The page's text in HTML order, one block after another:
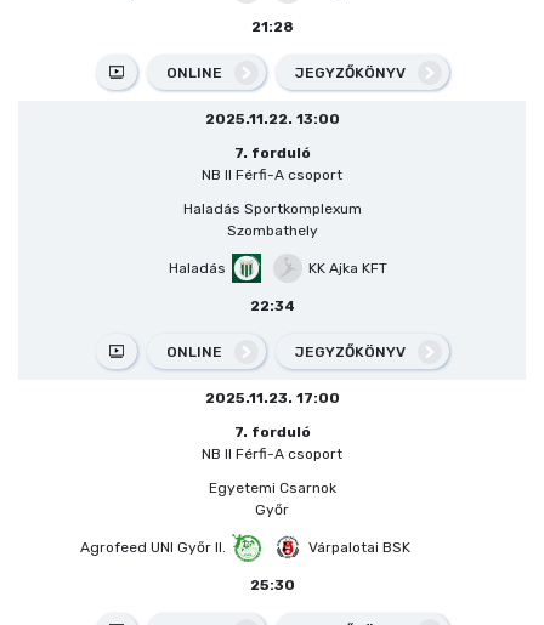
21:28
ONLINE JEGYZŐKÖNYV
2025.11.22. 13:00
7. forduló
NB II Férfi-A csoport
Haladás Sportkomplexum
Szombathely
Haladás KK Ajka KFT
22:34
ONLINE JEGYZŐKÖNYV
2025.11.23. 17:00
7. forduló
NB II Férfi-A csoport
Egyetemi Csarnok
Győr
Agrofeed UNI Győr II. Várpalotai BSK
25:30